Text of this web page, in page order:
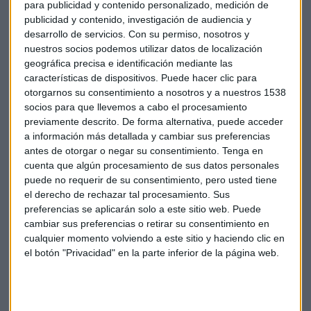
para publicidad y contenido personalizado, medición de
publicidad y contenido, investigación de audiencia y
desarrollo de servicios. Con su permiso, nosotros y
nuestros socios podemos utilizar datos de localización
geográfica precisa e identificación mediante las
características de dispositivos. Puede hacer clic para
otorgarnos su consentimiento a nosotros y a nuestros 1538
socios para que llevemos a cabo el procesamiento
previamente descrito. De forma alternativa, puede acceder
a información más detallada y cambiar sus preferencias
antes de otorgar o negar su consentimiento. Tenga en
cuenta que algún procesamiento de sus datos personales
puede no requerir de su consentimiento, pero usted tiene
el derecho de rechazar tal procesamiento. Sus
preferencias se aplicarán solo a este sitio web. Puede
cambiar sus preferencias o retirar su consentimiento en
cualquier momento volviendo a este sitio y haciendo clic en
el botón "Privacidad" en la parte inferior de la página web.
Según el diario financiero Il sole, el banco italiano ha
propuesto al holding de la familia Del Vecchio, Delfin, un
intercambio de acciones -sin efectivo- para adquirir su 10%
en la aseguradora Generali y duplicar así su presencia en
esta firma hasta rozar el 20%.
A cambio, Delfin habría recibido un 5% de las acciones de
UniCredit para convertirse en uno de sus mayores
accionistas con un 8% del capital. Sin embargo, el holding
ha rechazado la oferta por discrepancias en la valoración
financiera. No está claro si las negociaciones se han
suspendido de forma temporal o definitiva.
El consejero delegado deStellantis, Antonio Filosa, afirmó
que la compañía está en conversaciones con dos posibles
socios para Maserati. No ha desvelado la identidad de los